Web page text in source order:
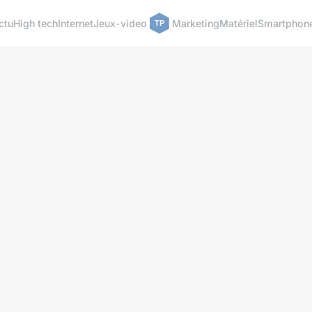
High techInternetJeux-video MarketingMatériel